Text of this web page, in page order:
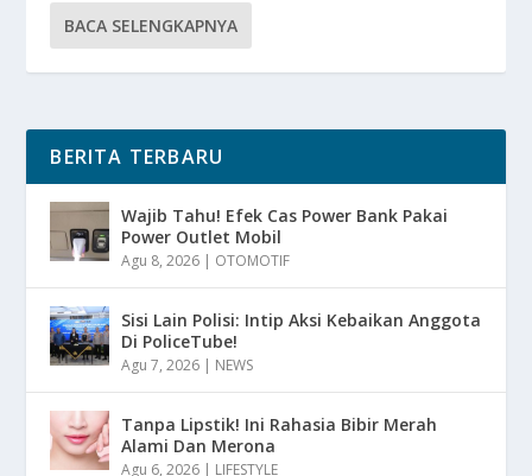
BACA SELENGKAPNYA
BERITA TERBARU
Wajib Tahu! Efek Cas Power Bank Pakai
Power Outlet Mobil
Agu 8, 2026 | OTOMOTIF
Sisi Lain Polisi: Intip Aksi Kebaikan Anggota
Di PoliceTube!
Agu 7, 2026 | NEWS
Tanpa Lipstik! Ini Rahasia Bibir Merah
Alami Dan Merona
Agu 6, 2026 | LIFESTYLE